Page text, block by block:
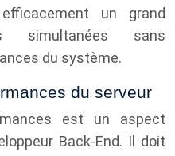
un grand
simultanées sans
du système.
du serveur
est un aspect
Back-End. Il doit